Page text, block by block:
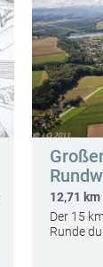
12,71
Der 15
Runde